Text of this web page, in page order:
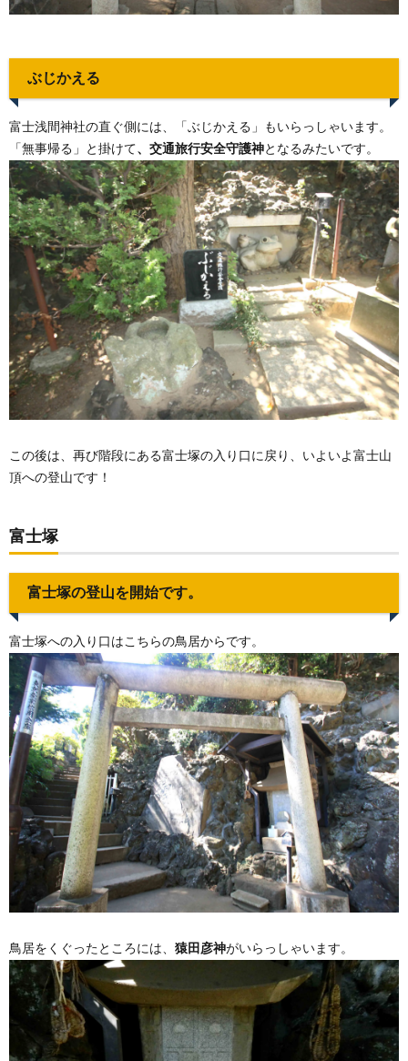
ぶじかえる
富士浅間神社の直ぐ側には、「ぶじかえる」もいらっしゃいます。
「無事帰る」と掛けて、交通旅行安全守護神となるみたいです。
この後は、再び階段にある富士塚の入り口に戻り、いよいよ富士山
頂への登山です！
富士塚
富士塚の登山を開始です。
富士塚への入り口はこちらの鳥居からです。
鳥居をくぐったところには、 猿田彦神がいらっしゃいます。